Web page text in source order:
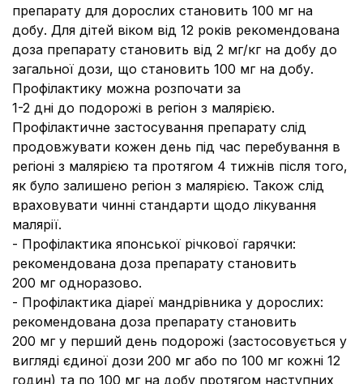
препарату для дорослих становить 100 мг на
добу. Для дітей віком від 12 років рекомендована
доза препарату становить від 2 мг/кг на добу до
загальної дози, що становить 100 мг на добу.
Профілактику можна розпочати за
1-2 дні до подорожі в регіон з малярією.
Профілактичне застосування препарату слід
продовжувати кожен день під час перебування в
регіоні з малярією та протягом 4 тижнів після того,
як було залишено регіон з малярією. Також слід
враховувати чинні стандарти щодо лікування
малярії.
- Профілактика японської річкової гарячки:
рекомендована доза препарату становить
200 мг одноразово.
- Профілактика діареї мандрівника у дорослих:
рекомендована доза препарату становить
200 мг у перший день подорожі (застосовується у
вигляді єдиної дози 200 мг або по 100 мг кожні 12
годин) та по 100 мг на добу протягом наступних